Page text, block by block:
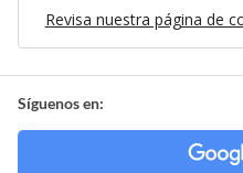
Revisa nuestra página de
Síguenos en: